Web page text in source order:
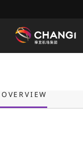
宜
网
OVERVIEW